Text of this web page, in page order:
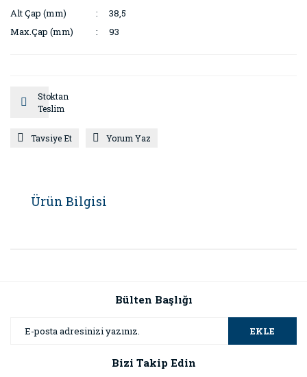
Alt Çap (mm)
38,5
Max.Çap (mm)
93
Stoktan
Teslim
Tavsiye Et Yorum Yaz
Ürün Bilgisi
Bülten Başlığı
EKLE
Bizi Takip Edin